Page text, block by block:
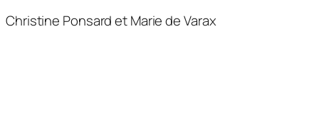
Christine Ponsard et Marie de Varax